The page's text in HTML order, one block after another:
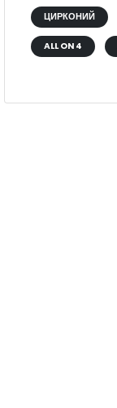
ЦИРКОНИЙ
ALL ON 4